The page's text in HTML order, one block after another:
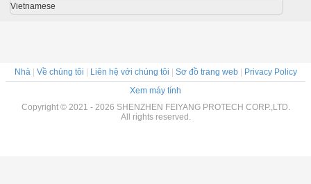
Vietnamese
Nhà| Về chúng tôi | Liên hệ với chúng tôi | Sơ đồ trang web| Privacy Policy
Xem máy tính
Copyright © 2021 - 2026 SHENZHEN FEIYANG PROTECH CORP.,LTD.
All rights reserved.